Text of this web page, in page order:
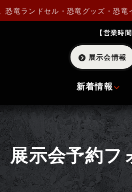
竜ランドセル・恐竜グッズ・恐
【営業時
展示会情報
新着情報
展示会予約フ